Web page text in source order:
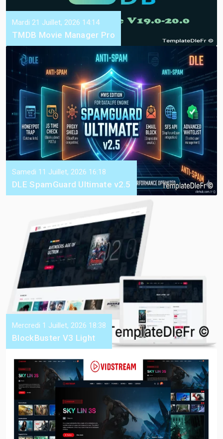
Mardi 21 Juillet, 2026 14:14
TMDB Movie Manager Pro
Samedi 11 Juillet, 2026 16:18
DLE SpamGuard Ultimate v2.5
Mercredi 1 Juillet, 2026 18:38
BlockBuster V3 Light